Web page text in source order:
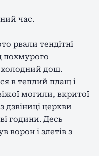
час.
рвали тендітні
похмурого
холодний дощ.
в теплий плащ і
могили, вкритої
дзвіниці церкви
години. Десь
ворон і злетів з